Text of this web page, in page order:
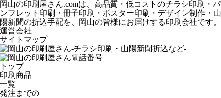
岡山の印刷屋さん.comは、高品質・低コストのチラシ印刷・パ
ンフレット印刷・冊子印刷・ポスター印刷・デザイン制作・山
陽新聞の折込手配を、岡山の皆様にお届けする印刷会社です。
運営会社
サイトマップ
トップ
印刷商品
一覧
発注までの